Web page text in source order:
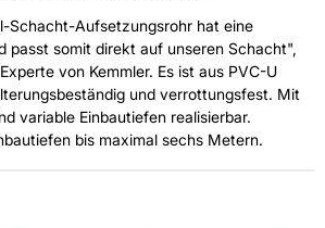
Schacht-Aufsetzungsrohr hat eine
passt somit direkt auf unseren Schacht",
von Kemmler. Es ist aus PVC-U
und verrottungsfest. Mit
variable Einbautiefen realisierbar.
bis maximal sechs Metern.